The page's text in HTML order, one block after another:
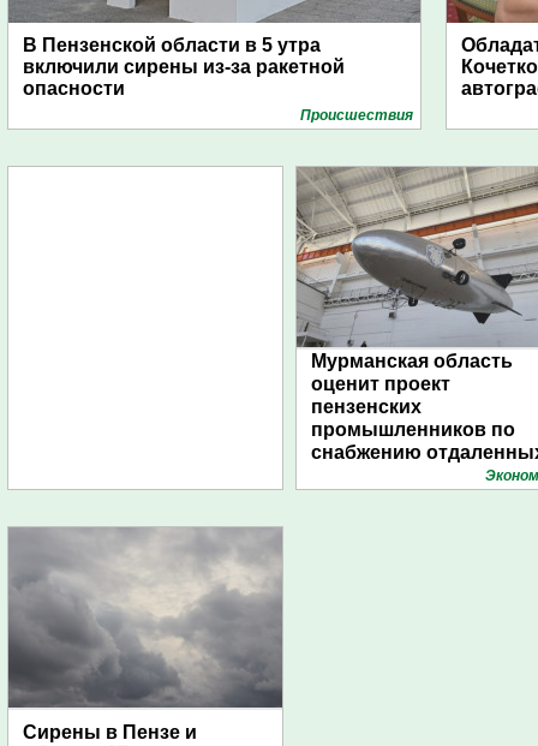
В Пензенской области в 5 утра
включили сирены из-за ракетной
опасности
Проиcшествия
Мурманская область
оценит проект
пензенских
промышленников по
снабжению
поселений с помощью
Сирены в Пензе и